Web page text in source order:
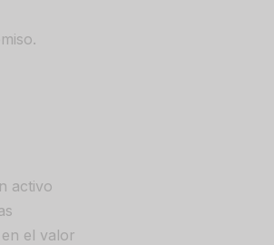
activo
el valor